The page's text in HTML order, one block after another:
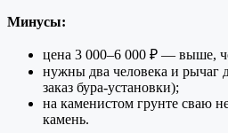
Минусы:
цена 3 000–6 000 ₽ — выше,
нужны два человека и рычаг
заказ бура-установки);
на каменистом грунте сваю
камень.